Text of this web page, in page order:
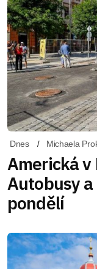
Dnes Michaela
Americká
Autobusy
pondělí